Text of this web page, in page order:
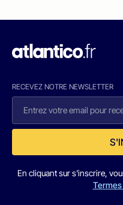
RECEVEZ NOTRE NEWSLETTER
En cliquant sur s'inscrire,